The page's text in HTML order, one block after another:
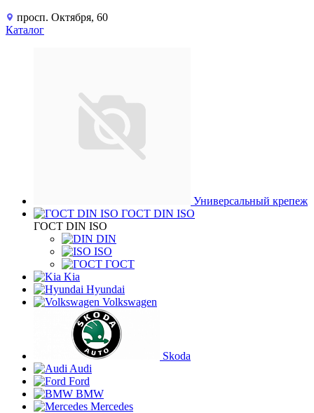
просп. Октября, 60
Каталог
Универсальный крепеж
ГОСТ DIN ISO
ГОСТ DIN ISO
DIN
ISO
ГОСТ
Kia
Hyundai
Volkswagen
Skoda
Audi
Ford
BMW
Mercedes